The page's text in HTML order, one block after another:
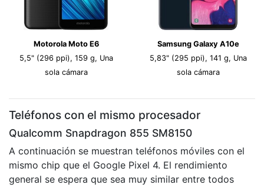
Motorola Moto E6
5,5" (296 ppi), 159 g, Una
sola cámara
Samsung Galaxy A10e
5,83" (295 ppi), 141 g, Una
sola cámara
Teléfonos con el mismo procesador
Qualcomm Snapdragon 855 SM8150
A continuación se muestran teléfonos móviles con el
mismo chip que el Google Pixel 4. El rendimiento
general se espera que sea muy similar entre todos